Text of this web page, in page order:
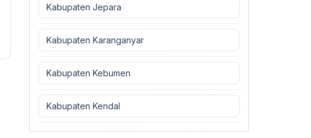
Kabupaten Jepara
Kabupaten Karanganyar
Kabupaten Kebumen
Kabupaten Kendal